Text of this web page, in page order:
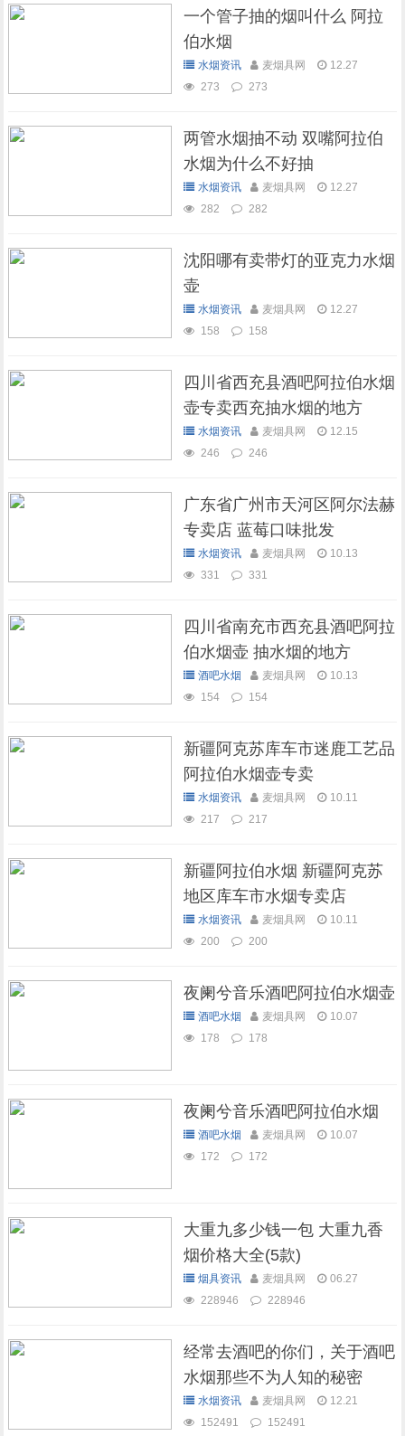
一个管子抽的烟叫什么 阿拉
伯水烟
水烟资讯 麦烟具网
12.27
273
273
两管水烟抽不动 双嘴阿拉伯
水烟为什么不好抽
水烟资讯 麦烟具网
12.27
282
282
沈阳哪有卖带灯的亚克力水烟
壶
水烟资讯 麦烟具网
12.27
158
158
四川省西充县酒吧阿拉伯水烟
壶专卖西充抽水烟的地方
水烟资讯 麦烟具网
12.15
246
246
广东省广州市天河区阿尔法赫
专卖店 蓝莓口味批发
水烟资讯 麦烟具网
10.13
331
331
四川省南充市西充县酒吧阿拉
伯水烟壶 抽水烟的地方
酒吧水烟 麦烟具网
10.13
154
154
新疆阿克苏库车市迷鹿工艺品
阿拉伯水烟壶专卖
水烟资讯 麦烟具网
10.11
217
217
新疆阿拉伯水烟 新疆阿克苏
地区库车市水烟专卖店
水烟资讯 麦烟具网
10.11
200
200
夜阑兮音乐酒吧阿拉伯水烟壶
酒吧水烟 麦烟具网
10.07
178
178
夜阑兮音乐酒吧阿拉伯水烟
酒吧水烟 麦烟具网
10.07
172
172
大重九多少钱一包 大重九香
烟价格大全(5款)
烟具资讯 麦烟具网
06.27
228946
228946
经常去酒吧的你们，关于酒吧
水烟那些不为人知的秘密
水烟资讯 麦烟具网
12.21
152491
152491